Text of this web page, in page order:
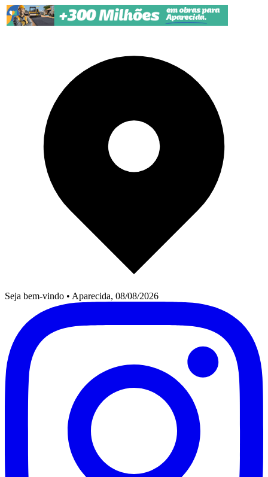
Pular para o conteúdo
Seja bem-vindo • Aparecida, 08/08/2026